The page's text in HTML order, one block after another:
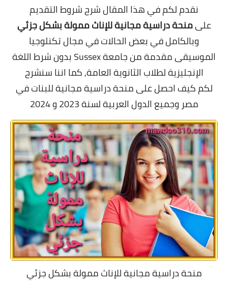
المواقع
زيادة متابعين
العملات المشفرة
الاستثمار
نقدم لكم في هذا المقال شرح شروط التقديم
علىمنحة دراسية مجانية للإناث ممولة بشكل جزئي
وبالكامل في بعض الحالات في مجال تكنلوجيا
الموسيقى مقدمة من جامعة Sussex بدون شرط اللغة
الإنجليزية لطلاب الثانوية العامة, كما اننا سنشرح
لكمكيف احصل على منحة دراسية مجانية للبنات في
مصر وجميع الدول العربيةلسنة 2023 و 2024
منحة دراسية مجانية للإناث ممولة بشكل جزئي